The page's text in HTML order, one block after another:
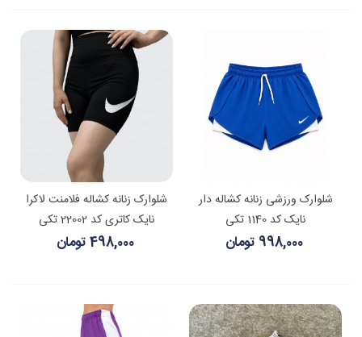
شلوارک ورزشی زنانه کشاله دار
نایک کد 1140 تکی
998,000 تومان
شلوارک زنانه کشاله فلامنت لاکرا
نایک کاتری کد 22002 تکی
498,000 تومان